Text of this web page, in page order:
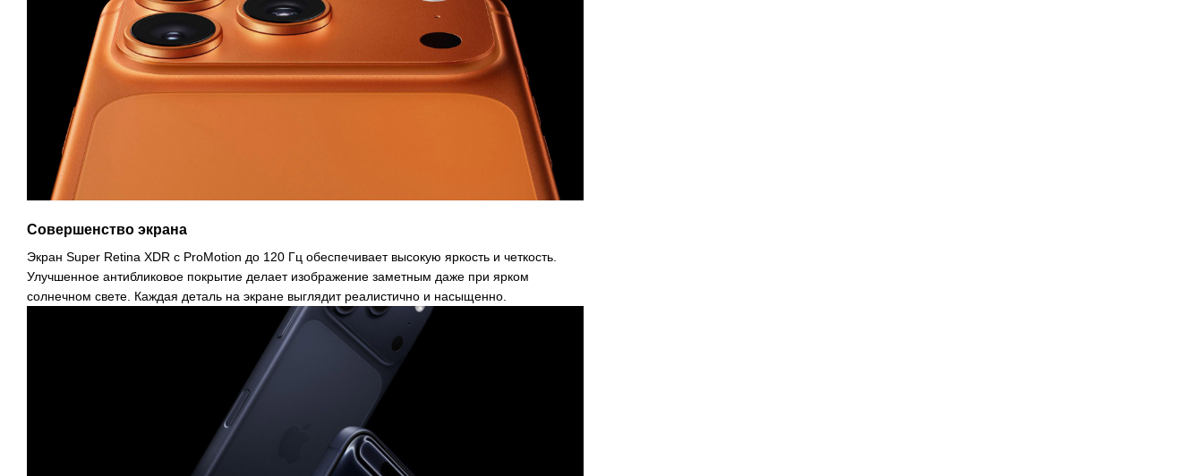
Совершенство экрана
Экран Super Retina XDR с ProMotion до 120 Гц обеспечивает высокую яркость и четкость.
Улучшенное антибликовое покрытие делает изображение заметным даже при ярком
солнечном свете. Каждая деталь на экране выглядит реалистично и насыщенно.